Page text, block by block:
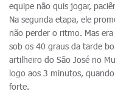
equipe não quis jogar,
Na segunda etapa, ele
não perder o ritmo. Mas
sob os 40 graus da tarde
artilheiro do São José no
logo aos 3 minutos,
forte.